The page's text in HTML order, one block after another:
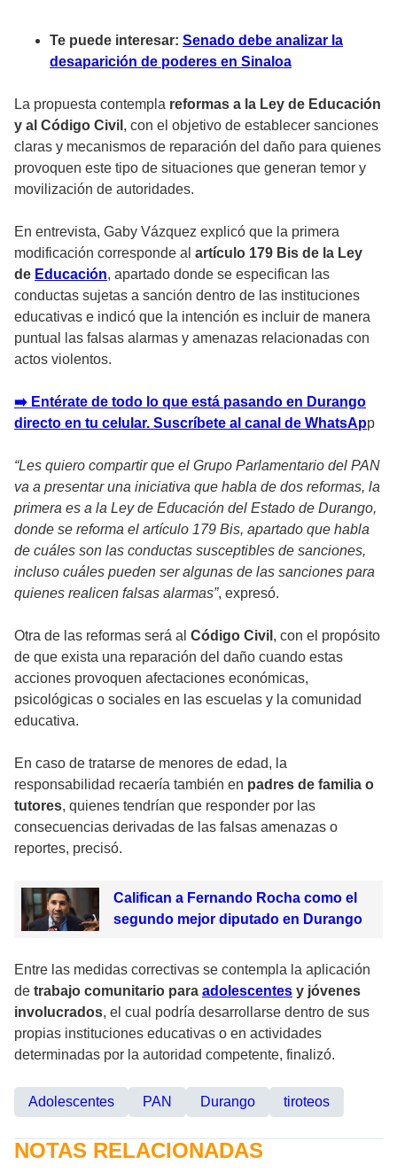
Te puede interesar: Senado debe analizar la
desaparición de poderes en Sinaloa
La propuesta contempla reformas a la Ley de Educación
y al Código Civil , con el objetivo de establecer sanciones
claras y mecanismos de reparación del daño para quienes
provoquen este tipo de situaciones que generan temor y
movilización de autoridades.
En entrevista, Gaby Vázquez explicó que la primera
modificación corresponde al artículo 179 Bis de la Ley
de Educación, apartado donde se especifican las
conductas sujetas a sanción dentro de las instituciones
educativas e indicó que la intención es incluir de manera
puntual las falsas alarmas y amenazas relacionadas con
actos violentos.
➡️ Entérate de todo lo que está pasando en Durango
directo en tu celular. Suscríbete al canal de WhatsApp
“Les quiero compartir que el Grupo Parlamentario del PAN
va a presentar una iniciativa que habla de dos reformas, la
primera es a la Ley de Educación del Estado de Durango,
donde se reforma el artículo 179 Bis, apartado que habla
de cuáles son las conductas susceptibles de sanciones,
incluso cuáles pueden ser algunas de las sanciones para
quienes realicen falsas alarmas”, expresó.
Otra de las reformas será al Código Civil , con el propósito
de que exista una reparación del daño cuando estas
acciones provoquen afectaciones económicas,
psicológicas o sociales en las escuelas y la comunidad
educativa.
En caso de tratarse de menores de edad, la
responsabilidad recaería también en padres de familia o
tutores, quienes tendrían que responder por las
consecuencias derivadas de las falsas amenazas o
reportes, precisó.
Califican a Fernando Rocha como el
segundo mejor diputado en Durango
Entre las medidas correctivas se contempla la aplicación
de trabajo comunitario para adolescentes y jóvenes
involucrados, el cual podría desarrollarse dentro de sus
propias instituciones educativas o en actividades
determinadas por la autoridad competente, finalizó.
Adolescentes PAN Durango tiroteos
NOTAS RELACIONADAS